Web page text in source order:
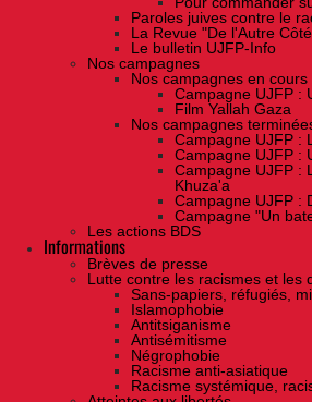
Paroles juives contre le
La Revue "De l'Autre
Le bulletin UJFP-Info
Nos campagnes
Nos campagnes en cours
Campagne UJFP :
Film Yallah Gaza
Nos campagnes
Campagne UJFP :
Campagne UJFP :
Campagne UJFP :
Khuza'a
Campagne UJFP :
Campagne "Un
Les actions BDS
Informations
Brèves de presse
Lutte contre les racismes et les
Sans-papiers, réfugiés,
Islamophobie
Antitsiganisme
Antisémitisme
Négrophobie
Racisme anti-asiatique
Racisme systémique,